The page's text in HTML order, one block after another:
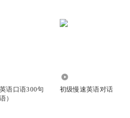
语口语300句
）
初级慢速英语对话